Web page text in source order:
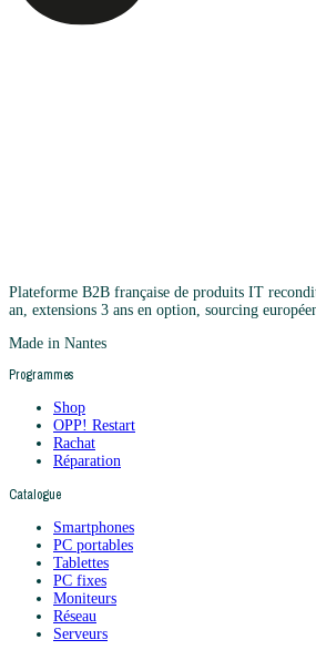
Plateforme B2B française de produits IT
an, extensions 3 ans en option, sourcing
Made in Nantes
Programmes
Shop
OPP! Restart
Rachat
Réparation
Catalogue
Smartphones
PC portables
Tablettes
PC fixes
Moniteurs
Réseau
Serveurs